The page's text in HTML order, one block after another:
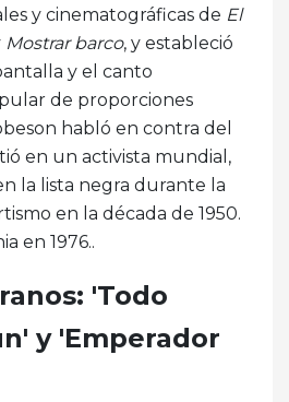
y cinematográficas de El
Mostrar barco, y estableció
y el canto
de proporciones
habló en contra del
en un activista mundial,
la lista negra durante la
en la década de 1950.
en 1976..
'Todo
y 'Emperador